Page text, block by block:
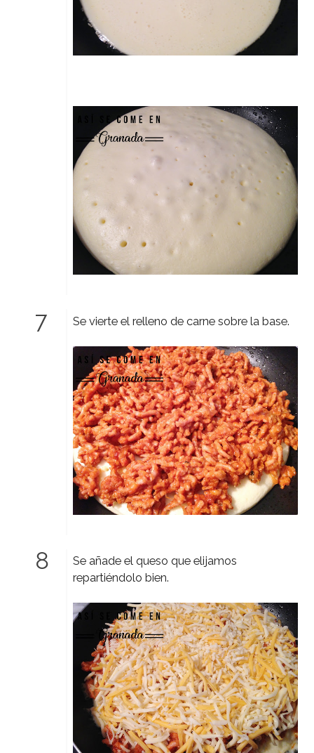
Se vierte el relleno de carne sobre la base.
Se añade el queso que elijamos
repartiéndolo bien.